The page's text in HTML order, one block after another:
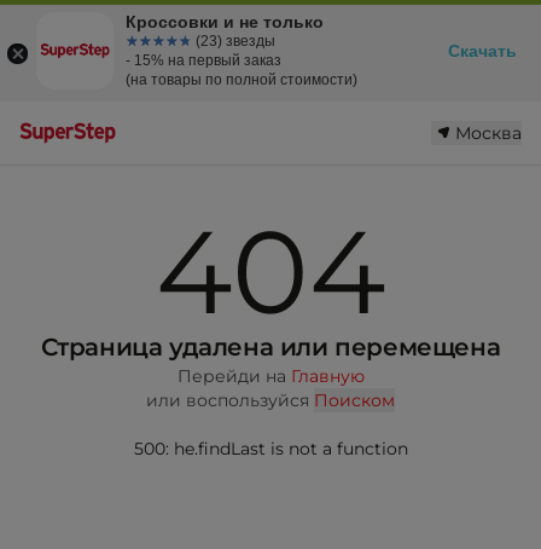
Москва
404
Страница удалена или перемещена
Перейди на Главную
или воспользуйся Поиском
500: he.findLast is not a function
Кроссовки и не только
☆☆☆☆☆
★★★★★ (23) звезды
- 15% на первый заказ
(на товары по полной стоимости)
Скачать